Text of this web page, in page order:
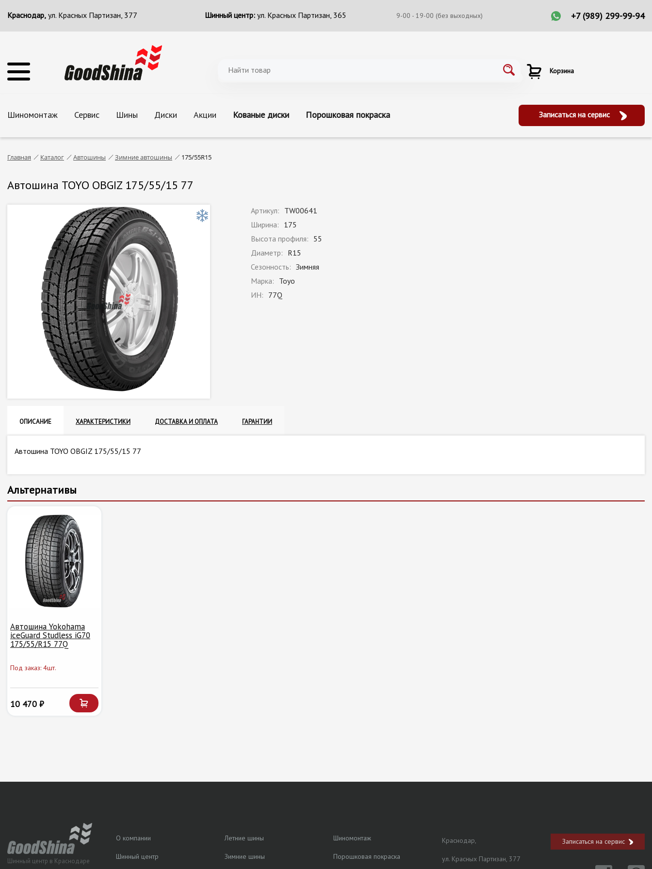
Краснодар, ул. Красных Партизан, 377 Шинный центр:ул. Красных Партизан, 365 9-00 - 19-00 (без выходных) +7 (989) 299-99-94
Корзина
Шиномонтаж Сервис Шины Диски Акции Кованые диски Порошковая покраска Записаться на сервис
Главная Каталог Автошины Зимние автошины 175/55R15
Автошина TOYO OBGIZ 175/55/15 77
Артикул: TW00641
Ширина: 175
Высота профиля: 55
Диаметр: R15
Сезонность: Зимняя
Марка: Toyo
ИН: 77Q
ОПИСАНИЕ ХАРАКТЕРИСТИКИ ДОСТАВКА И ОПЛАТА ГАРАНТИИ
Автошина TOYO OBGIZ 175/55/15 77
Альтернативы
Автошина Yokohama
iceGuard Studless iG70
175/55/R15 77Q
Под заказ: 4шт.
10 470 ₽
Шинный центр в Краснодаре
О компании
Шинный центр
Летние шины
Зимние шины
Шиномонтаж
Порошковая покраска
Краснодар,
ул. Красных Партизан, 377
Записаться на сервис